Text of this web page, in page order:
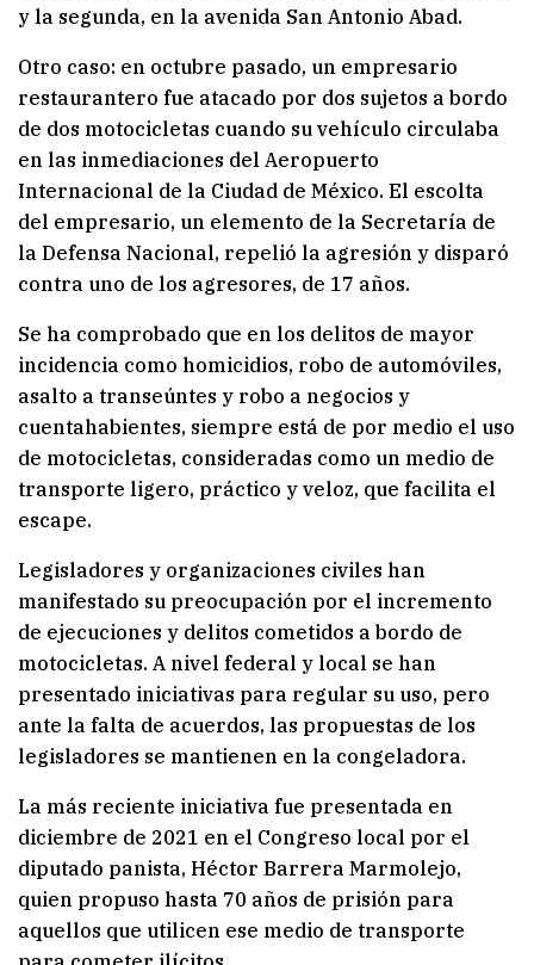
y la segunda, en la avenida San Antonio Abad.
Otro caso: en octubre pasado, un empresario
restaurantero fue atacado por dos sujetos a bordo
de dos motocicletas cuando su vehículo circulaba
en las inmediaciones del Aeropuerto
Internacional de la Ciudad de México. El escolta
del empresario, un elemento de la Secretaría de
la Defensa Nacional, repelió la agresión y disparó
contra uno de los agresores, de 17 años.
Se ha comprobado que en los delitos de mayor
incidencia como homicidios, robo de automóviles,
asalto a transeúntes y robo a negocios y
cuentahabientes, siempre está de por medio el uso
de motocicletas, consideradas como un medio de
transporte ligero, práctico y veloz, que facilita el
escape.
Legisladores y organizaciones civiles han
manifestado su preocupación por el incremento
de ejecuciones y delitos cometidos a bordo de
motocicletas. A nivel federal y local se han
presentado iniciativas para regular su uso, pero
ante la falta de acuerdos, las propuestas de los
legisladores se mantienen en la congeladora.
La más reciente iniciativa fue presentada en
diciembre de 2021 en el Congreso local por el
diputado panista, Héctor Barrera Marmolejo,
quien propuso hasta 70 años de prisión para
aquellos que utilicen ese medio de transporte